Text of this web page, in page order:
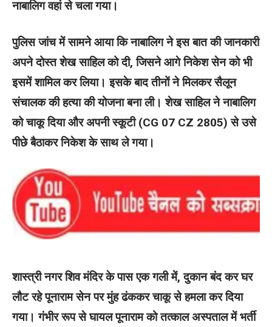
नाबालिग वहां से चला गया।
पुलिस जांच में सामने आया कि नाबालिग ने इस बात की जानकारी
अपने दोस्त शेख साहिल को दी, जिसने आगे निकेश सेन को भी
इसमें शामिल कर लिया। इसके बाद तीनों ने मिलकर सैलून
संचालक की हत्या की योजना बना ली। शेख साहिल ने नाबालिग
को चाकू दिया और अपनी स्कूटी (CG 07 CZ 2805) से उसे
पीछे बैठाकर निकेश के साथ ले गया।
शास्त्री नगर शिव मंदिर के पास एक गली में, दुकान बंद कर घर
लौट रहे पूनाराम सेन पर मुंह ढंककर चाकू से हमला कर दिया
गया। गंभीर रूप से घायल पूनाराम को तत्काल अस्पताल में भर्ती